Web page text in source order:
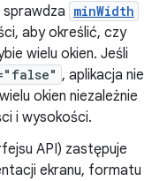
minWidth
aby określić, czy
wielu okien. Jeśli
, aplikacja nie
okien niezależnie
i wysokości.
API) zastępuje
ekranu, formatu